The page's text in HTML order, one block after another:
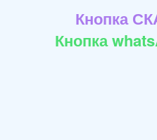
Кнопка
Кнопка